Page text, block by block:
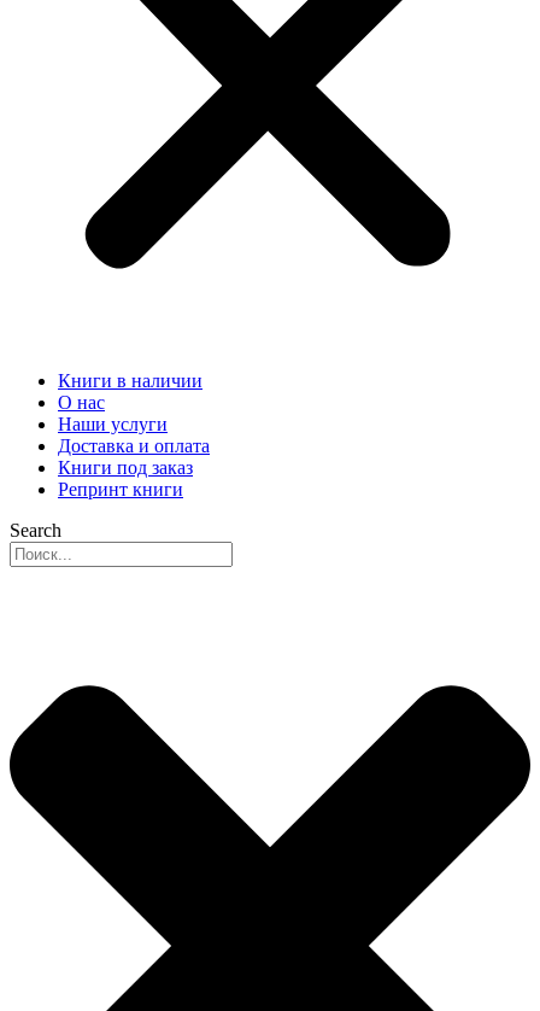
Книги в наличии
О нас
Наши услуги
Доставка и оплата
Книги под заказ
Репринт книги
Search